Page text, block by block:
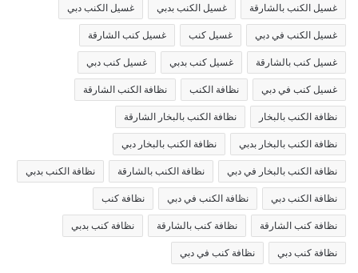
غسيل الكنب بالشارقة غسيل الكنب بدبي غسيل الكنب دبي
غسيل الكنب في دبي غسيل كنب غسيل كنب الشارقة
غسيل كنب بالشارقة غسيل كنب بدبي غسيل كنب دبي
غسيل كنب في دبي نظافة الكنب نظافة الكنب الشارقة
نظافة الكنب بالبخار نظافة الكنب بالبخار الشارقة
نظافة الكنب بالبخار بدبي نظافة الكنب بالبخار دبي
نظافة الكنب بالبخار في دبي نظافة الكنب بالشارقة نظافة الكنب بدبي
نظافة الكنب دبي نظافة الكنب في دبي نظافة كنب
نظافة كنب الشارقة نظافة كنب بالشارقة نظافة كنب بدبي
نظافة كنب دبي نظافة كنب في دبي